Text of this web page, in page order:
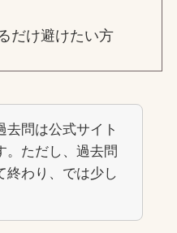
だけ避けたい方
去問は公式サイト
。ただし、過去問
終わり、では少し